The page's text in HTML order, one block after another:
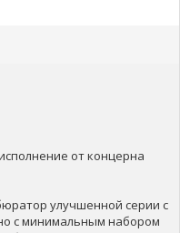
от концерна
улучшенной серии с
с минимальным набором